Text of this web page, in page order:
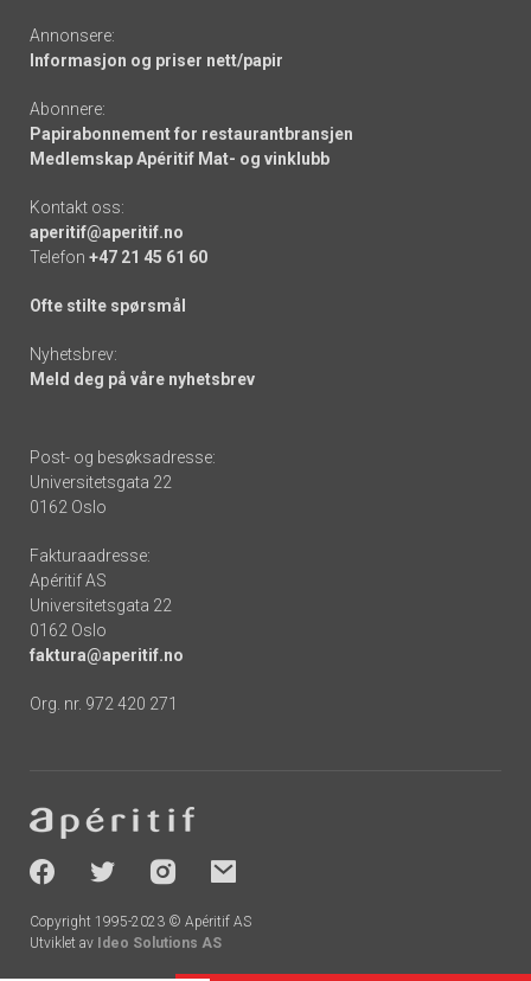
Annonsere:
Informasjon og priser nett/papir
Abonnere:
Papirabonnement for restaurantbransjen
Medlemskap Apéritif Mat- og vinklubb
Kontakt oss:
aperitif@aperitif.no
Telefon +47 21 45 61 60
Ofte stilte spørsmål
Nyhetsbrev:
Meld deg på våre nyhetsbrev
Post- og besøksadresse:
Universitetsgata 22
0162 Oslo
Fakturaadresse:
Apéritif AS
Universitetsgata 22
0162 Oslo
faktura@aperitif.no
Org. nr. 972 420 271
-
socials
Copyright 1995-2023 © Apéritif AS
Utviklet av Ideo Solutions AS